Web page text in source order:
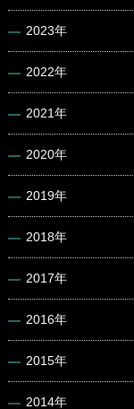
2023年
2022年
2021年
2020年
2019年
2018年
2017年
2016年
2015年
2014年